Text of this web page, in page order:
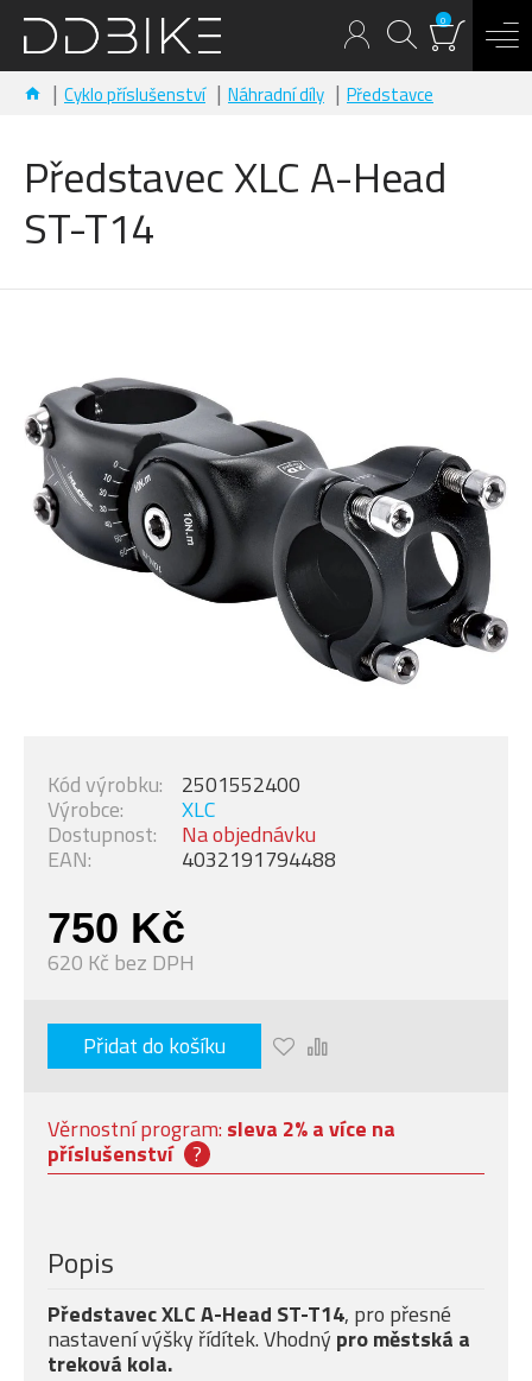
0
Cyklo příslušenství Náhradní díly Představce
Představec XLC A-Head
ST-T14
750 Kč
620 Kč bez DPH
Dostupnost: Na objednávku
Výrobce: XLC
Kód výrobku: 2501552400
EAN: 4032191794488
Přidat do košíku
Věrnostní program: sleva 2% a více na
příslušenství ?
Popis
Představec XLC A-Head ST-T14, pro přesné
nastavení výšky řídítek. Vhodný pro městská a
treková kola.